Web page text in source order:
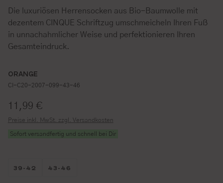
Die luxuriösen Herrensocken aus Bio-Baumwolle mit
dezentem CINQUE Schriftzug umschmeicheln Ihren Fuß
in unnachahmlicher Weise und perfektionieren Ihren
Gesamteindruck.
ORANGE
CI-C20-2007-099-43-46
Regulärer Preis:
11,99 €
Preise inkl. MwSt. zzgl. Versandkosten
Sofort versandfertig und schnell bei Dir
Größe wählen
39-42 Größe wählen
43-46